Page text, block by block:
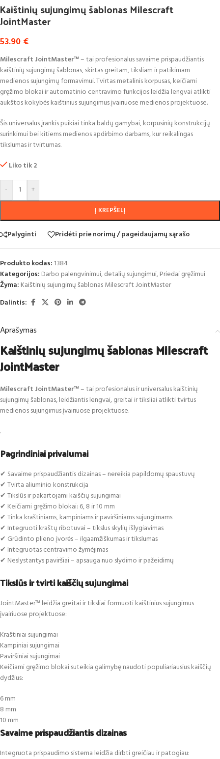
Kaištinių sujungimų šablonas Milescraft
JointMaster
53.90 €
Milescraft JointMaster™– tai profesionalus savaime prispaudžiantis
kaištinių sujungimų šablonas, skirtas greitam, tiksliam ir patikimam
medienos sujungimų formavimui. Tvirtas metalinis korpusas, keičiami
gręžimo blokai ir automatinio centravimo funkcijos leidžia lengvai atlikti
aukštos kokybės kaištinius sujungimus įvairiuose medienos projektuose.
Šis universalus įrankis puikiai tinka baldų gamybai, korpusinių konstrukcijų
surinkimui bei kitiems medienos apdirbimo darbams, kur reikalingas
tikslumas ir tvirtumas.
Liko tik 2
- +
Į KREPŠELĮ
Palyginti Pridėti prie norimų / pageidaujamų sąrašo
Produkto kodas: 1384
Kategorijos: Darbo palengvinimui, detalių sujungimui,Priedai gręžimui
Žyma: Kaištinių sujungimų šablonas Milescraft JointMaster
Dalintis:
Aprašymas
Kaištinių sujungimų šablonas Milescraft
JointMaster
Milescraft JointMaster™– tai profesionalus ir universalus kaištinių
sujungimų šablonas, leidžiantis lengvai, greitai ir tiksliai atlikti tvirtus
medienos sujungimus įvairiuose projektuose.
.
Pagrindiniai privalumai
✔ Savaime prispaudžiantis dizainas – nereikia papildomų spaustuvų
✔ Tvirta aliuminio konstrukcija
✔ Tikslūs ir pakartojami kaiščių sujungimai
✔ Keičiami gręžimo blokai: 6, 8 ir 10 mm
✔ Tinka kraštiniams, kampiniams ir paviršiniams sujungimams
✔ Integruoti kraštų ribotuvai – tikslus skylių išlygiavimas
✔ Grūdinto plieno įvorės – ilgaamžiškumas ir tikslumas
✔ Integruotas centravimo žymėjimas
✔ Neslystantys paviršiai – apsauga nuo slydimo ir pažeidimų
Tikslūs ir tvirti kaiščių sujungimai
JointMaster™ leidžia greitai ir tiksliai formuoti kaištinius sujungimus
įvairiuose projektuose:
Kraštiniai sujungimai
Kampiniai sujungimai
Paviršiniai sujungimai
Keičiami gręžimo blokai suteikia galimybę naudoti populiariausius kaiščių
dydžius:
6 mm
8 mm
10 mm
Savaime prispaudžiantis dizainas
Integruota prispaudimo sistema leidžia dirbti greičiau ir patogiau: